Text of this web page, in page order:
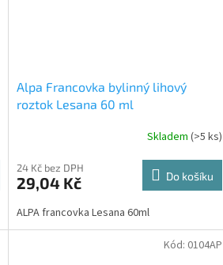
Alpa Francovka bylinný lihový
roztok Lesana 60 ml
Skladem (>5 ks)
24 Kč bez DPH
29,04 Kč Do košíku
ALPA francovka Lesana 60ml
Kód: 0104AP